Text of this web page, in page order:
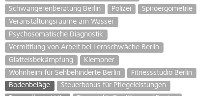
Schwangerenberatung Berlin
Polizei
Spiroergometrie
Veranstaltungsräume am Wasser
Psychosomatische Diagnostik
Vermittlung von Arbeit bei Lernschwäche Berlin
Glatteisbekämpfung
Klempner
Wohnheim für Sehbehinderte Berlin
Fitnessstudio Berlin
Bodenbeläge
Steuerbonus für Pflegeleistungen